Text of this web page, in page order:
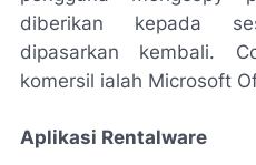
diberikan kepada
dipasarkan kembali.
komersil ialah Microsoft
Aplikasi Rentalware